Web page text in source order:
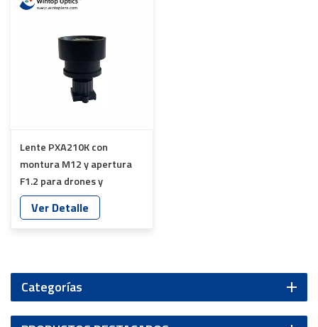
Lente PXA210K con
montura M12 y apertura
F1.2 para drones y
aplicaciones de visión
nocturna YT-4045-A6
Ver Detalle
Categorías